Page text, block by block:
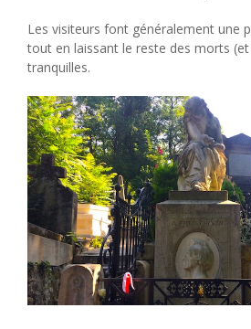
Les visiteurs font généralement une
tout en laissant le reste des morts
tranquilles.